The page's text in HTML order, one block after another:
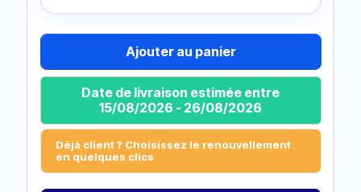
Ajouter au panier
Date de livraison estimée entre
15/08/2026 - 26/08/2026
Déjà client ? Choisissez le renouvellement
en quelques clics